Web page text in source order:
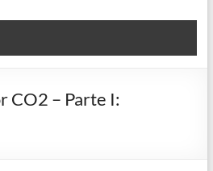
CO2 – Parte I: